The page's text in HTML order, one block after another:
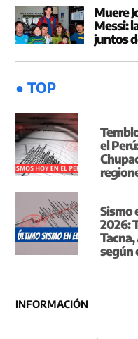
Muere
Messi:
juntos
● TOP
el
Sismo
2026:
según
INFORMACIÓN